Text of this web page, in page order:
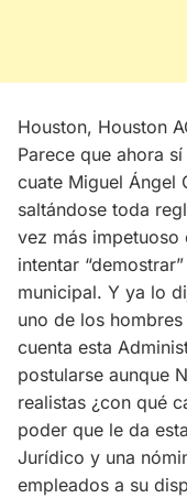
Houston, Houston
Parece que ahora
cuate Miguel Ángel
saltándose toda
vez más impetuoso
intentar
municipal. Y ya lo
uno de los
cuenta esta
postularse aunque
realistas ¿con qué
poder que le da
Jurídico y una
empleados a su